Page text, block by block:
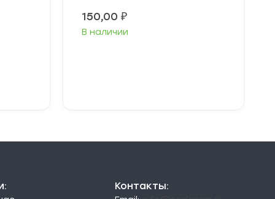
150,00 ₽
В наличии
Контакты: